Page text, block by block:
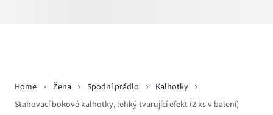
Home Žena Spodní prádlo
Kalhotky
Stahovací bokové kalhotky, lehký tvarující efekt (2 ks v balení)